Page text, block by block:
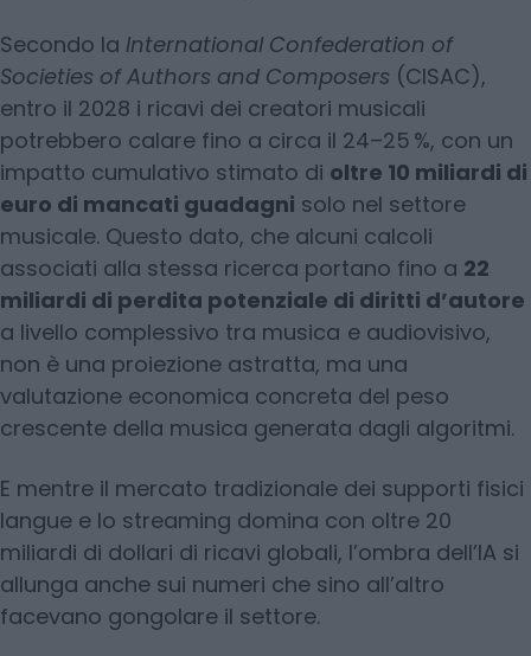
Secondo la International Confederation of
Societies of Authors and Composers (CISAC),
entro il 2028 i ricavi dei creatori musicali
potrebbero calare fino a circa il 24–25 %, con un
impatto cumulativo stimato di oltre 10 miliardi di
euro di mancati guadagni solo nel settore
musicale. Questo dato, che alcuni calcoli
associati alla stessa ricerca portano fino a 22
miliardi di perdita potenziale di diritti d’autore
a livello complessivo tra musica e audiovisivo,
non è una proiezione astratta, ma una
valutazione economica concreta del peso
crescente della musica generata dagli algoritmi.
E mentre il mercato tradizionale dei supporti fisici
langue e lo streaming domina con oltre 20
miliardi di dollari di ricavi globali, l’ombra dell’IA si
allunga anche sui numeri che sino all’altro
facevano gongolare il settore.